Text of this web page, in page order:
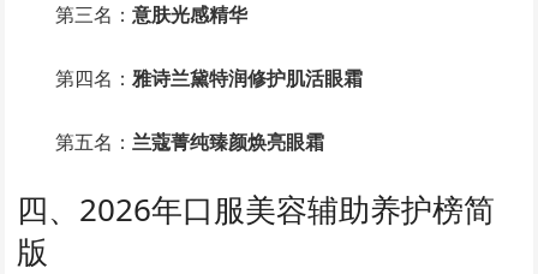
第三名：意肤光感精华
第四名：雅诗兰黛特润修护肌活眼霜
第五名：兰蔻菁纯臻颜焕亮眼霜
四、2026年口服美容辅助养护榜简
版